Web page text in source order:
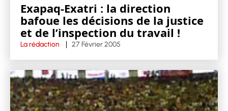
Exapaq-Exatri : la direction
bafoue les décisions de la justice
et de l’inspection du travail !
La rédaction 27 Février 2005